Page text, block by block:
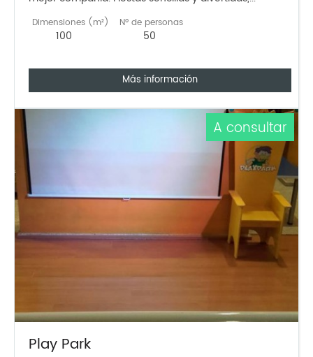
Dimensiones (m²)
100
Nº de personas
50
Más información
Play Park
A consultar